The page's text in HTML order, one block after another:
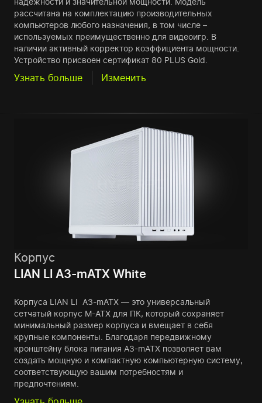
рассчитана на комплектацию производительных
компьютеров любого назначения, в том числе –
используемых преимущественно для видеоигр. В
наличии активный корректор коэффициента мощности.
Устройство присвоен сертификат 80 PLUS Gold.
Узнать больше Изменить
Корпус
LIAN LI A3-mATX White
Корпуса LIAN LI A3-mATX — это универсальный
сетчатый корпус M-ATX для ПК, который сохраняет
минимальный размер корпуса и вмещает в себя
крупные компоненты. Благодаря передвижному
кронштейну блока питания A3-mATX позволяет вам
создать мощную и компактную компьютерную систему,
соответствующую вашим потребностям и
предпочтениям.